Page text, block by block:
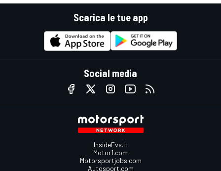
Scarica le tue app
Social media
InsideEvs.it
Motor1.com
Motorsportjobs.com
Autosport.com